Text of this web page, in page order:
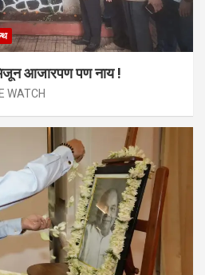
आजारपण पण नाय !
WATCH